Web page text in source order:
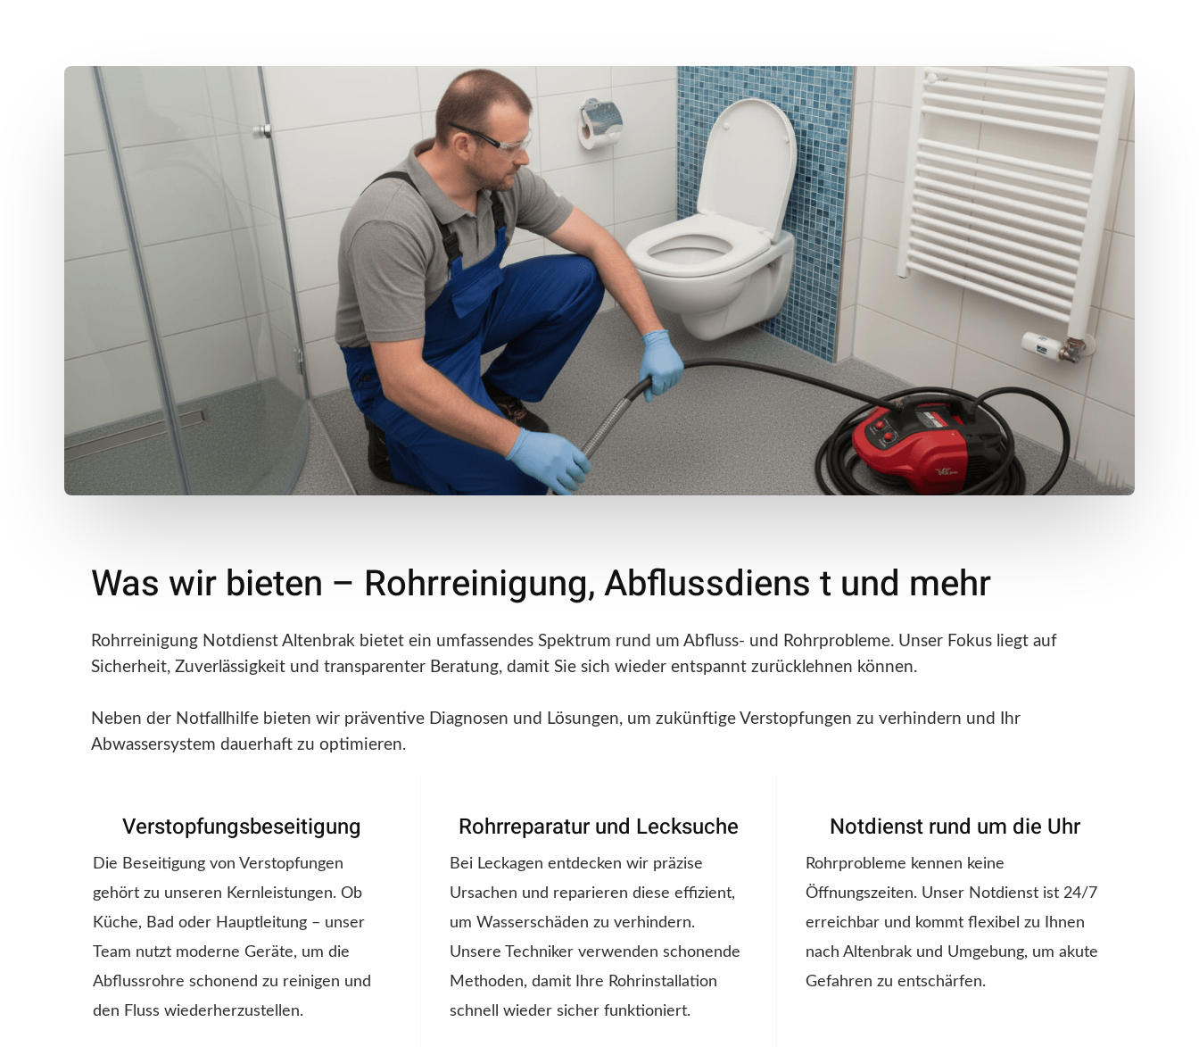
Was wir bieten – Rohrreinigung, Abflussdiens t und mehr
Rohrreinigung Notdienst Altenbrak bietet ein umfassendes Spektrum rund um Abfluss- und Rohrprobleme. Unser Fokus liegt auf
Sicherheit, Zuverlässigkeit und transparenter Beratung, damit Sie sich wieder entspannt zurücklehnen können.
Neben der Notfallhilfe bieten wir präventive Diagnosen und Lösungen, um zukünftige Verstopfungen zu verhindern und Ihr
Abwassersystem dauerhaft zu optimieren.
Verstopfungsbeseitigung
Die Beseitigung von Verstopfungen
gehört zu unseren Kernleistungen. Ob
Küche, Bad oder Hauptleitung – unser
Team nutzt moderne Geräte, um die
Abflussrohre schonend zu reinigen und
den Fluss wiederherzustellen.
Rohrreparatur und Lecksuche
Bei Leckagen entdecken wir präzise
Ursachen und reparieren diese effizient,
um Wasserschäden zu verhindern.
Unsere Techniker verwenden schonende
Methoden, damit Ihre Rohrinstallation
schnell wieder sicher funktioniert.
Notdienst rund um die Uhr
Rohrprobleme kennen keine
Öffnungszeiten. Unser Notdienst ist 24/7
erreichbar und kommt flexibel zu Ihnen
nach Altenbrak und Umgebung, um akute
Gefahren zu entschärfen.